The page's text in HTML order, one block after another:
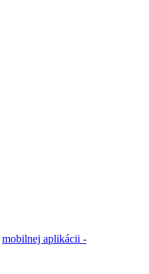
mobilnej aplikácii -